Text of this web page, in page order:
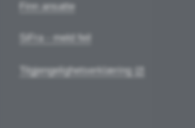
Finn ansatte
SiFra - meld feil
Tilgjengelighetserklæring